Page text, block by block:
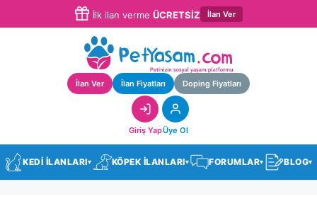
İlk ilan verme ÜCRETSİZ İlan Ver
İlan Ver İlan Fiyatları Doping Fiyatları
Giriş YapÜye Ol
KEDİ İLANLARI▾ KÖPEK İLANLARI▾ FORUMLAR▾ BLOG▾